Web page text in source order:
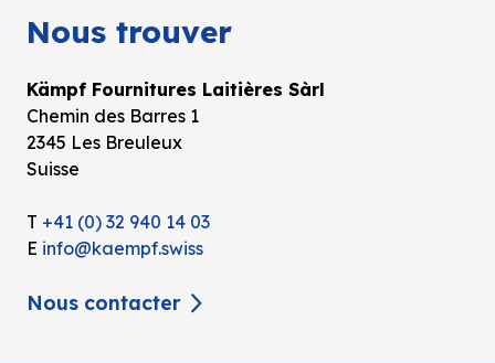
Nous trouver
Kämpf Fournitures Laitières Sàrl
Chemin des Barres 1
2345 Les Breuleux
Suisse
T +41 (0) 32 940 14 03
E info@kaempf.swiss
Nous contacter